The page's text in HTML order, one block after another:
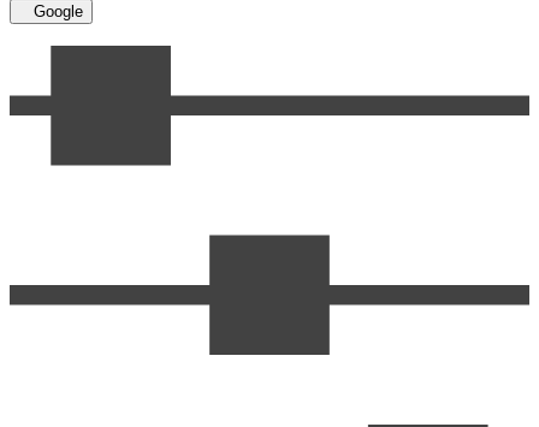
Google